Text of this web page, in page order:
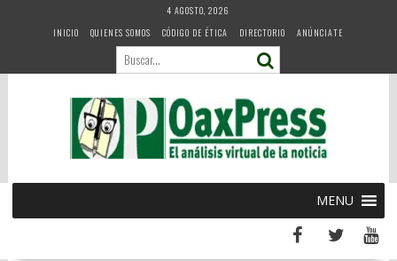
4 AGOSTO, 2026
INICIO
QUIENES SOMOS CÓDIGO DE ÉTICA DIRECTORIO ANÚNCIATE
MENU